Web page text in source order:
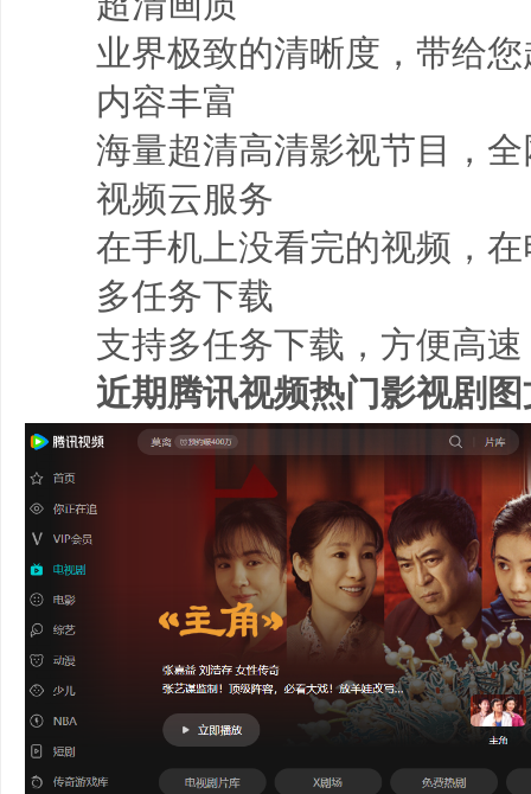
业界极致的清晰度，带给您
内容丰富
海量超清高清影视节目，全
视频云服务
在手机上没看完的视频，在
多任务下载
支持多任务下载，方便高速
近期腾讯视频热门影视剧图